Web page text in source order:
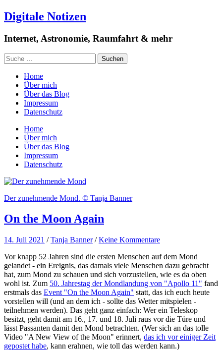
Digitale Notizen
Internet, Astronomie, Raumfahrt & mehr
Home
Über mich
Über das Blog
Impressum
Datenschutz
Home
Über mich
Über das Blog
Impressum
Datenschutz
Der zunehmende Mond. © Tanja Banner
On the Moon Again
14. Juli 2021 /Tanja Banner /Keine Kommentare
Vor knapp 52 Jahren sind die ersten Menschen auf dem Mond
gelandet - ein Ereignis, das damals viele Menschen dazu gebracht
hat, zum Mond zu schauen und sich vorzustellen, wie es da oben
wohl ist. Zum 50. Jahrestag der Mondlandung von "Apollo 11" fand
erstmals das Event "On the Moon Again" statt, das ich euch heute
vorstellen will (und an dem ich - sollte das Wetter mitspielen -
teilnehmen werden). Das geht ganz einfach: Wer ein Teleskop
besitzt, geht damit am 16., 17. und 18. Juli raus vor die Türe und
lässt Passanten damit den Mond betrachten. (Wer sich an das tolle
Video "A New View of the Moon" erinnert, das ich vor einiger Zeit
gepostet habe, kann erahnen, wie toll das werden kann.)